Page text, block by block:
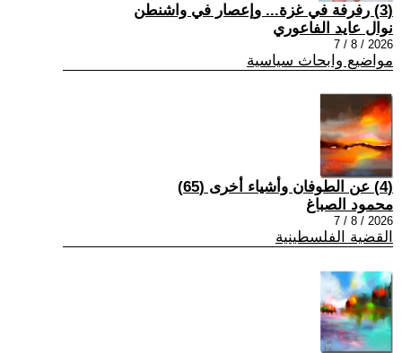
(3) رفرفة في غزة... وإعصار في واشنطن
نوال عايد الفاعوري
2026 / 8 / 7
مواضيع وابحاث سياسية
(4) عن الطوفان وأشياء أخرى (65)
محمود الصباغ
2026 / 8 / 7
القضية الفلسطينية